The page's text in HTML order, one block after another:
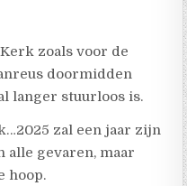
zoals voor de
doormidden
langer stuurloos is.
zal een jaar zijn
alle gevaren, maar
hoop.